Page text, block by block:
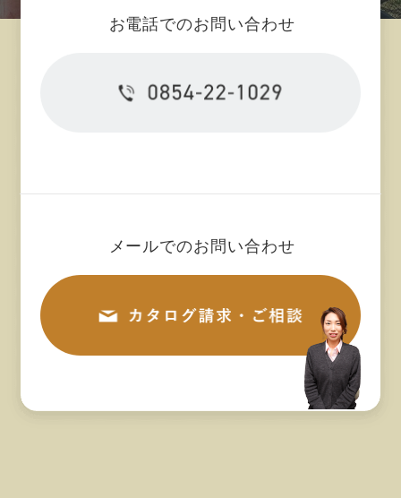
2024年04月 (10)
2024年03月 (10)
2023年12月 (3)
2023年11月 (11)
2023年10月 (11)
お電話でのお問い合わせ
メールでのお問い合わせ